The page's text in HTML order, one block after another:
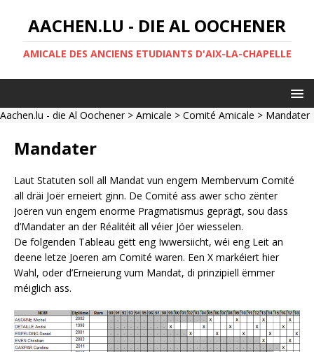
AACHEN.LU - DIE AL OOCHENER
AMICALE DES ANCIENS ETUDIANTS D'AIX-LA-CHAPELLE
Aachen.lu - die Al Oochener> Amicale > Comité Amicale > Mandater
Mandater
Laut Statuten soll all Mandat vun engem Membervum Comité
all dräi Joër erneiert ginn. De Comité ass awer scho zënter
Joëren vun engem enorme Pragmatismus geprägt, sou dass
d’Mandater an der Réalitéit all véier Jöer wiesselen.
De folgenden Tableau gëtt eng Iwwersiicht, wéi eng Leit an
deene letze Joeren am Comité waren. Een X markéiert hier
Wahl, oder d’Erneierung vum Mandat, di prinzipiell ëmmer
méiglich ass.